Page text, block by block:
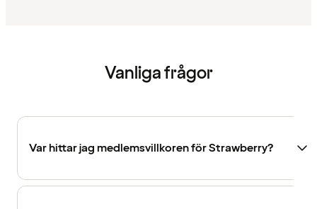
Vanliga frågor
Var hittar jag medlemsvillkoren för Strawberry?